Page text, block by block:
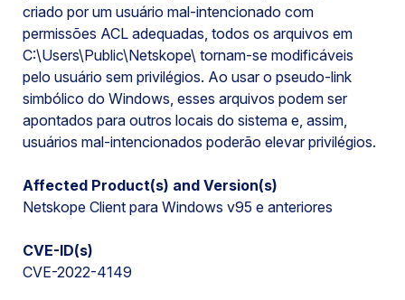
criado por um usuário mal-intencionado com
permissões ACL adequadas, todos os arquivos em
C:\Users\Public\Netskope\ tornam-se modificáveis
pelo usuário sem privilégios. Ao usar o pseudo-link
simbólico do Windows, esses arquivos podem ser
apontados para outros locais do sistema e, assim,
usuários mal-intencionados poderão elevar privilégios.
Affected Product(s) and Version(s)
Netskope Client para Windows v95 e anteriores
CVE-ID(s)
CVE-2022-4149